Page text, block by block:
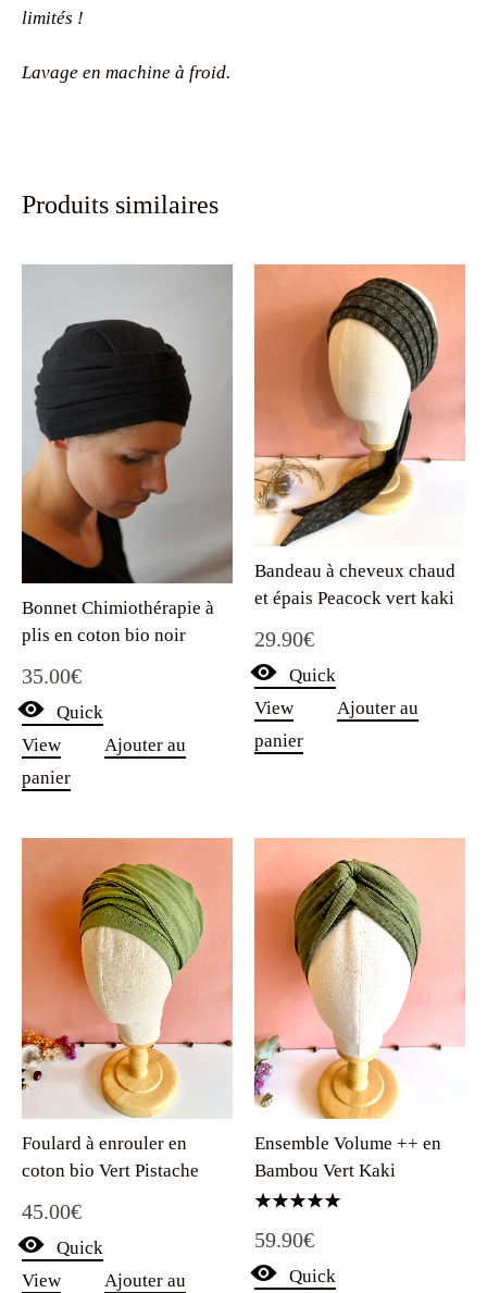
limités !
Lavage en machine à froid.
Produits similaires
Bonnet Chimiothérapie à
plis en coton bio noir
35.00€
Quick
View
Ajouter au
panier
Bandeau à cheveux chaud
et épais Peacock vert kaki
29.90€
Quick
View
Ajouter au
panier
Foulard à enrouler en
coton bio Vert Pistache
45.00€
Quick
View
Ajouter au
Ensemble Volume ++ en
Bambou Vert Kaki
5.00
59.90€
Quick